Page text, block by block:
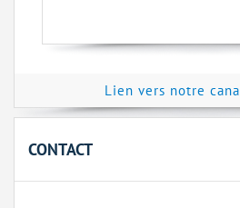
Lien vers notre
CONTACT